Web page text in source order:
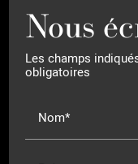
Nous
Les champs
obligatoires
Nom*